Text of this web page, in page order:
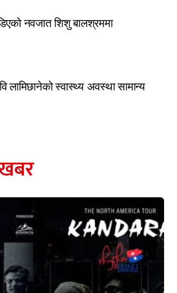
नवजात शिशु बालश्रममा
लामिछानेको स्वास्थ्य अवस्था सामान्य